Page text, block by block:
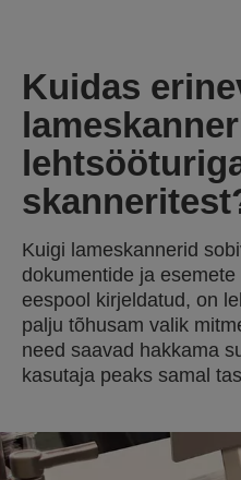
Kuidas
Kuigi lameskannerid
dokumentide ja
eespool kirjeldatud, on
palju tõhusam valik
need saavad hakkama
kasutaja peaks samal